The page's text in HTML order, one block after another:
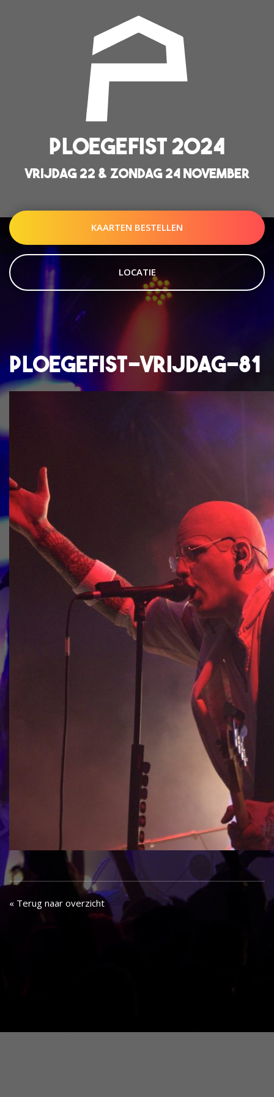
PLOEGEFIST 2024
VRIJDAG 22 & ZONDAG 24 NOVEMBER
KAARTEN BESTELLEN
LOCATIE
ploegefist-vrijdag-81
« Terug naar overzicht